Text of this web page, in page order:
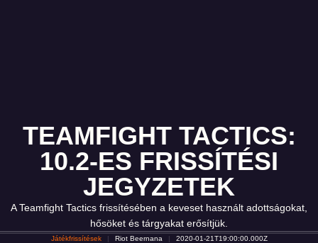
TEAMFIGHT TACTICS:
10.2-ES FRISSÍTÉSI
JEGYZETEK
A Teamfight Tactics frissítésében a keveset használt adottságokat,
hősöket és tárgyakat erősítjük.
Játékfrissítések Riot Beernana 2020-01-21T19:00:00.000Z